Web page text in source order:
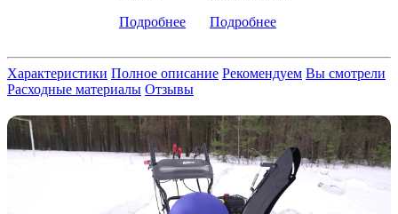
Подробнее
Подробнее
Характеристики Полное описание Рекомендуем Вы смотрели
Расходные материалы Отзывы